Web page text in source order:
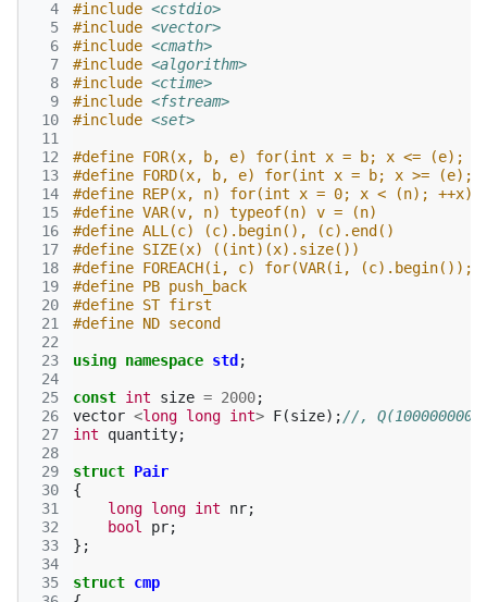
  4
  5
  6
  7
  8
  9
10
11
12
13
14
15
16
17
18
19
20
21
22
23
24
25
26
27
28
29
30
31
32
33
34
35
#include <cstdio>
#include <vector>
#include <cmath>
#include <algorithm>
#include <ctime>
#include <fstream>
#include <set>
#define FOR(x, b, e) for(int x = b; x <= (e);
#define FORD(x, b, e) for(int x = b; x >= (e);
#define REP(x, n) for(int x = 0; x < (n); ++x)
#define VAR(v, n) typeof(n) v = (n)
#define ALL(c) (c).begin(), (c).end()
#define SIZE(x) ((int)(x).size())
#define FOREACH(i, c) for(VAR(i,
#define PB push_back
#define ST first
#define ND second
using namespace std ;
const int size = 2000;
vector <long long int> F(size);//,
int
quantity;
struct Pair
{
long long int nr;
bool
pr;
};
struct cmp